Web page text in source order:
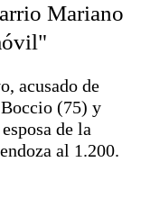
Mariano
acusado de
(75) y
de la
al 1.200.